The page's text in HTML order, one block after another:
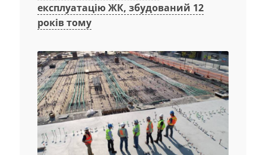
експлуатацію ЖК, збудований 12
років тому